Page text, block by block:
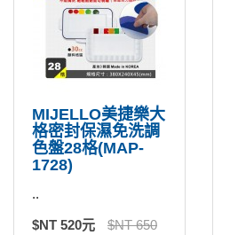
MIJELLO美捷樂大
格密封保濕免洗調
色盤28格(MAP-
1728)
..
$NT 520元
$NT 650